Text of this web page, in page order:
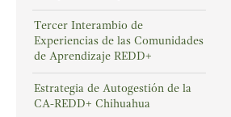
Tercer Interambio de
Experiencias de las Comunidades
de Aprendizaje REDD+
Estrategia de Autogestión de la
CA-REDD+ Chihuahua